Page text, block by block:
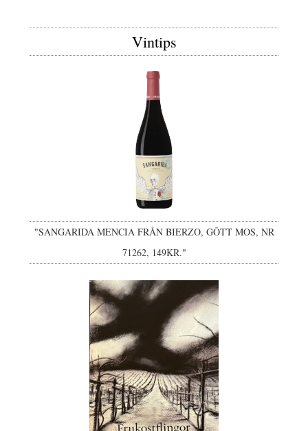
Vintips
"SANGARIDA MENCIA FRÅN BIERZO, GÔTT MOS, NR
71262, 149KR."